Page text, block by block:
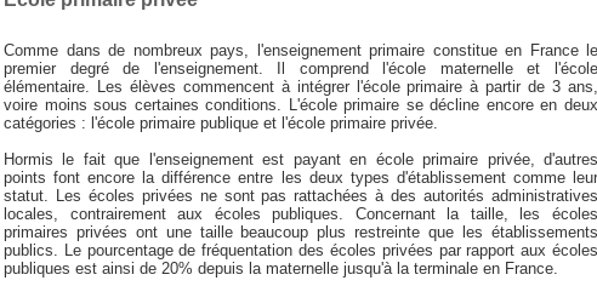
Comme dans de nombreux pays, l'enseignement primaire constitue en France le
premier degré de l'enseignement. Il comprend l'école maternelle et l'école
élémentaire. Les élèves commencent à intégrer l'école primaire à partir de 3 ans,
voire moins sous certaines conditions. L'école primaire se décline encore en deux
catégories : l'école primaire publique et l'école primaire privée.
Hormis le fait que l'enseignement est payant en école primaire privée, d'autres
points font encore la différence entre les deux types d'établissement comme leur
statut. Les écoles privées ne sont pas rattachées à des autorités administratives
locales, contrairement aux écoles publiques. Concernant la taille, les écoles
primaires privées ont une taille beaucoup plus restreinte que les établissements
publics. Le pourcentage de fréquentation des écoles privées par rapport aux écoles
publiques est ainsi de 20% depuis la maternelle jusqu'à la terminale en France.